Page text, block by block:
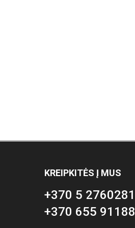
KREIPKITĖS Į MUS
+370 5 2760281
+370 655 91188